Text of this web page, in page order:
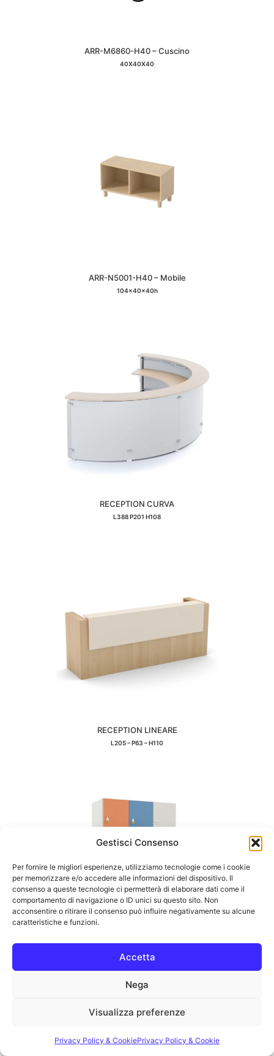
Gestisci Consenso
Per fornire le migliori esperienze, utilizziamo tecnologie come i cookie
per memorizzare e/o accedere alle informazioni del dispositivo. Il
consenso a queste tecnologie ci permetterà di elaborare dati come il
comportamento di navigazione o ID unici su questo sito. Non
acconsentire o ritirare il consenso può influire negativamente su alcune
caratteristiche e funzioni.
Accetta
Nega
Visualizza preferenze
Privacy Policy & CookiePrivacy Policy & Cookie
ARR-M6860-H40 – Cuscino
40X40X40
ARR-N5001-H40 – Mobile
104x40x40h
RECEPTION CURVA
L388 P201 H108
RECEPTION LINEARE
L205 – P63 – H110
ARR-0295C12